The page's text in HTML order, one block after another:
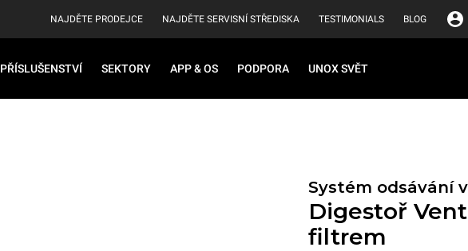
NAJDĚTE PRODEJCE NAJDĚTE SERVISNÍ STŘEDISKA TESTIMONIALS BLOG
PŘÍSLUŠENSTVÍ SEKTORY APP & OS PODPORA UNOX SVĚT
Systém odsávání
Digestoř
filtrem